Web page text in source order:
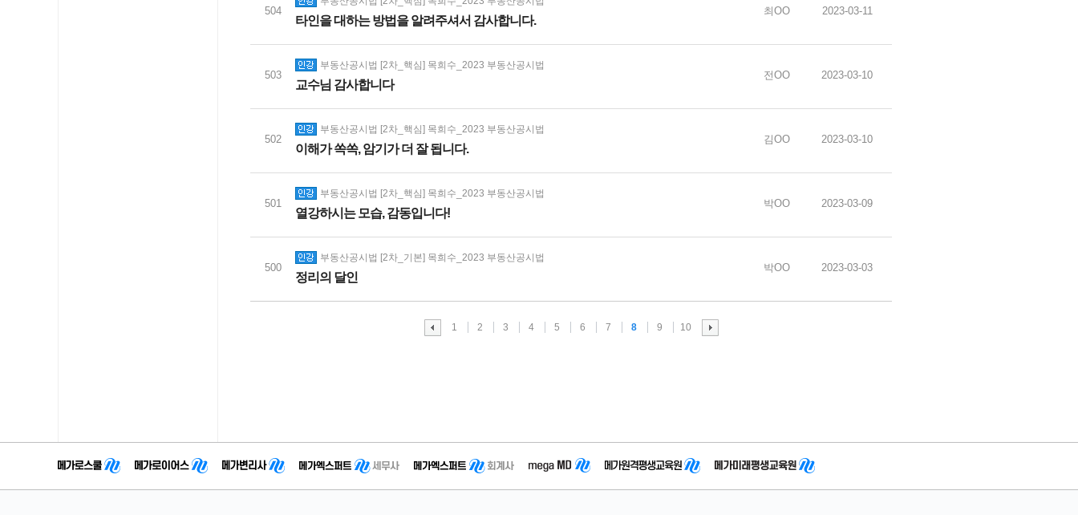
504
타인을 대하는 방법을 알려주셔서 감사합니다.
최OO 2023-03-11
503
부동산공시법 [2차_핵심] 목희수_2023 부동산공시법
교수님 감사합니다
전OO 2023-03-10
502
부동산공시법 [2차_핵심] 목희수_2023 부동산공시법
이해가 쏙쏙, 암기가 더 잘 됩니다.
김OO 2023-03-10
501
부동산공시법 [2차_핵심] 목희수_2023 부동산공시법
열강하시는 모습, 감동입니다!
박OO 2023-03-09
500
부동산공시법 [2차_기본] 목희수_2023 부동산공시법
정리의 달인
박OO 2023-03-03
1 2 3 4 5 6 7 8 9 10